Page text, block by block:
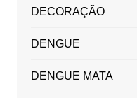
DECORAÇÃO
DENGUE
DENGUE MATA